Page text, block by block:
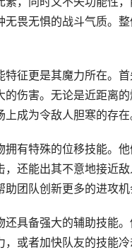
无畏无惧的战斗气质。
特征更是其魔力所在。
的伤害。无论是近距离
成为令敌人胆寒的存在
拥有特殊的位移技能。
，还能出其不意地接近
助团队创新更多的进攻机
还具备强大的辅助技能
，或者加快队友的技能